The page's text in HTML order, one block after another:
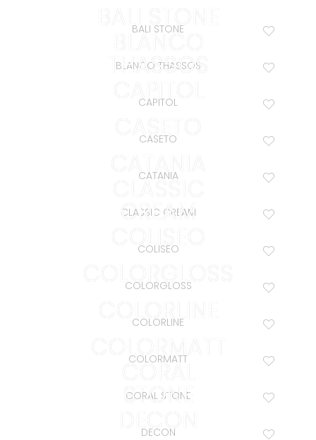
BALI STONE
BALI STONE
BLANCO
THASSOS
BLANCO THASSOS
CAPITOL
CAPITOL
CASETO
CASETO
CATANIA
CATANIA
CLASSIC
CREAM
CLASSIC CREAM
COLISEO
COLISEO
COLORGLOSS
COLORGLOSS
COLORLINE
COLORLINE
COLORMATT
COLORMATT
CORAL
STONE
CORAL STONE
DECON
DECON